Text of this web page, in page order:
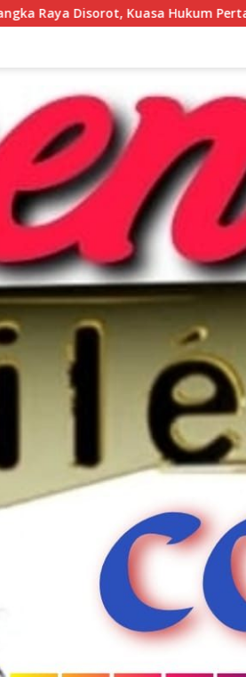
Independensi Peradilan